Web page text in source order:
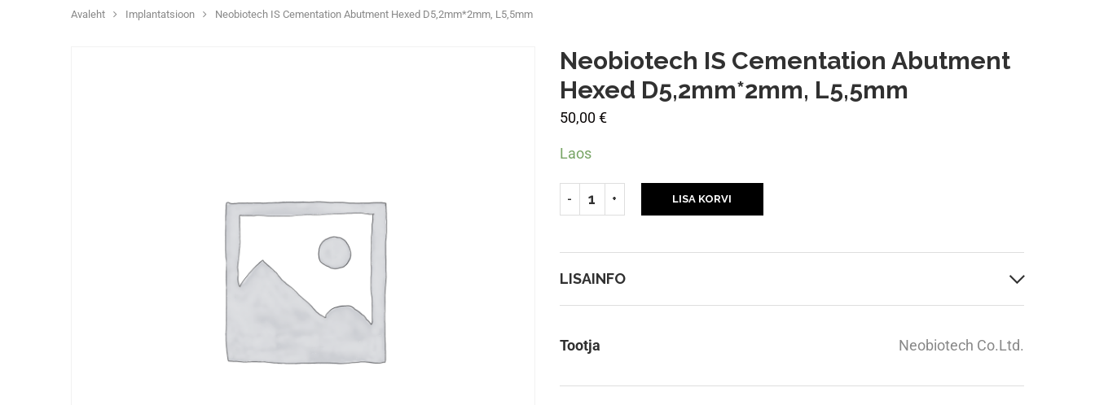
Avaleht Implantatsioon Neobiotech IS Cementation Abutment Hexed D5,2mm*2mm, L5,5mm
Neobiotech IS Cementation Abutment
Hexed D5,2mm*2mm, L5,5mm
50,00€
Laos
LISA KORVI
LISAINFO
Tootja Neobiotech Co.Ltd.